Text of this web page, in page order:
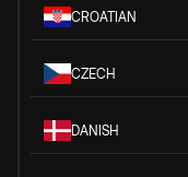
CROATIAN
CZECH
DANISH